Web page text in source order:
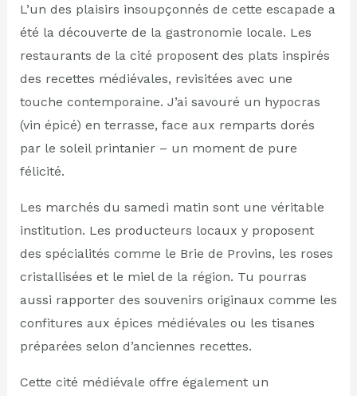
L’un des plaisirs insoupçonnés de cette escapade a
été la découverte de la gastronomie locale. Les
restaurants de la cité proposent des plats inspirés
des recettes médiévales, revisitées avec une
touche contemporaine. J’ai savouré un hypocras
(vin épicé) en terrasse, face aux remparts dorés
par le soleil printanier – un moment de pure
félicité.
Les marchés du samedi matin sont une véritable
institution. Les producteurs locaux y proposent
des spécialités comme le Brie de Provins, les roses
cristallisées et le miel de la région. Tu pourras
aussi rapporter des souvenirs originaux comme les
confitures aux épices médiévales ou les tisanes
préparées selon d’anciennes recettes.
Cette cité médiévale offre également un